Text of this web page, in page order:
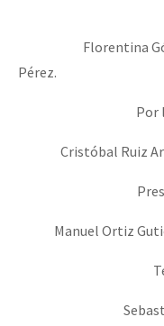
Florentina
Pérez.
Por
Cristóbal Ruiz
Manuel Ortiz
Tesorero